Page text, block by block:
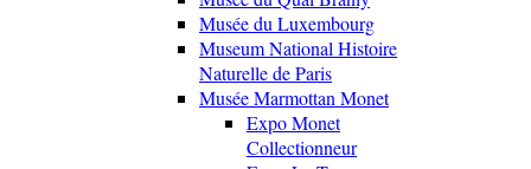
Musée du Luxembourg
Museum National Histoire
Naturelle de Paris
Musée Marmottan Monet
Expo Monet
Collectionneur